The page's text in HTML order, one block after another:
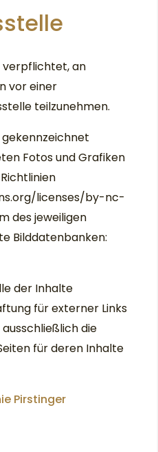
verpflichtet, an
vor einer
teilzunehmen.
Fotos und Grafiken
licenses/by-nc-
des jeweiligen
Bilddatenbanken:
der Inhalte
für externer Links
die
für deren Inhalte
Pirstinger